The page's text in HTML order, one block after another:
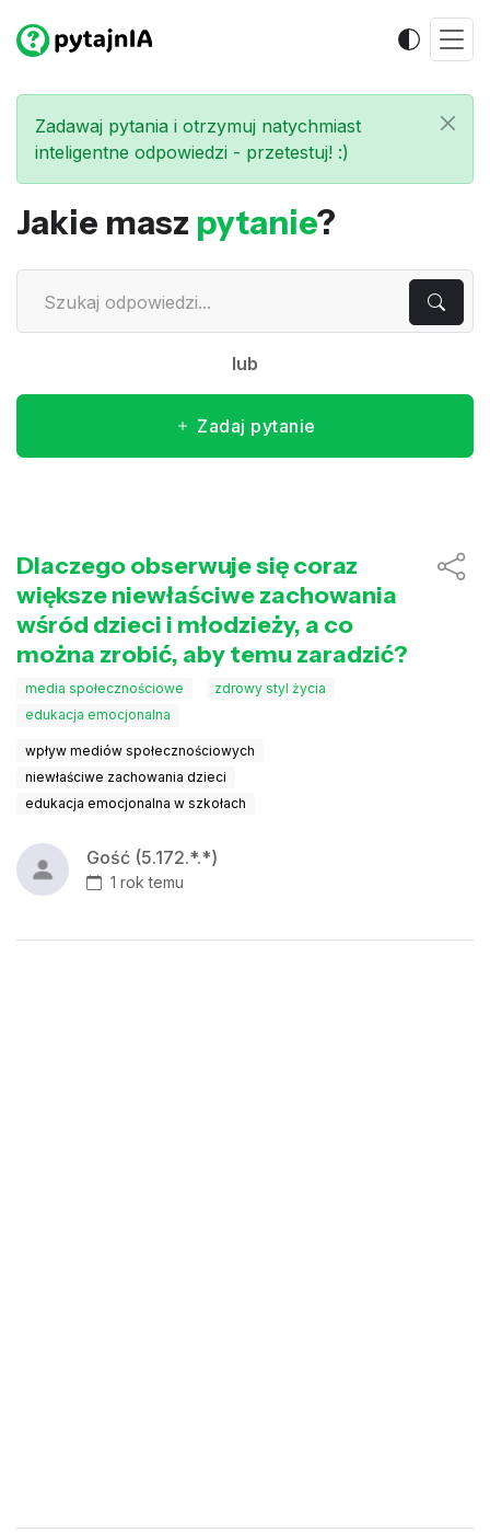
Zadawaj pytania i otrzymuj natychmiast
inteligentne odpowiedzi - przetestuj! :)
Jakie masz pytanie?
lub
Zadaj pytanie
Dlaczego obserwuje się coraz
większe niewłaściwe zachowania
wśród dzieci i młodzieży, a co
można zrobić, aby temu zaradzić?
media społecznościowe
zdrowy styl życia
edukacja emocjonalna
wpływ mediów społecznościowych
niewłaściwe zachowania dzieci
edukacja emocjonalna w szkołach
Gość (5.172.*.*)
1 rok temu